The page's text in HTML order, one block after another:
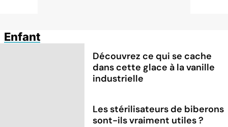
Enfant
Découvrez ce qui se cache
dans cette glace à la vanille
industrielle
Les stérilisateurs de biberons
sont-ils vraiment utiles ?